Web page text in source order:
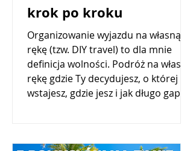
krok po kroku
Organizowanie wyjazdu na własną
rękę (tzw. DIY travel) to dla mnie
definicja wolności. Podróż na własną
rękę gdzie Ty decydujesz, o której
wstajesz, gdzie jesz i jak długo gapisz